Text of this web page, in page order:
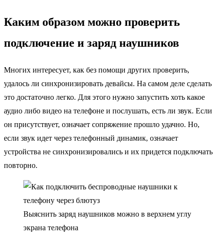
Каким образом можно проверить
подключение и заряд наушников
Многих интересует, как без помощи других проверить,
удалось ли синхронизировать девайсы. На самом деле сделать
это достаточно легко. Для этого нужно запустить хоть какое
аудио либо видео на телефоне и послушать, есть ли звук. Если
он присутствует, означает сопряжение прошло удачно. Но,
если звук идет через телефонный динамик, означает
устройства не синхронизировались и их придется подключать
повторно.
Выяснить заряд наушников можно в верхнем углу
экрана телефона